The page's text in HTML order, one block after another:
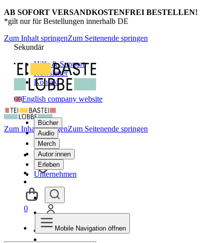
AB SOFORT VERSANDKOSTENFREI BESTELLEN!
*gilt nur für Bestellungen innerhalb DE
Zum Inhalt springenZum Seitenende springen
Sekundär
Hilfe & Support
Newsletter
Kontakt
English company website
Bücher
Audio
Merch
Autor:innen
Erleben
Unternehmen
Zum Inhalt springenZum Seitenende springen
0
Mobile Navigation öffnen